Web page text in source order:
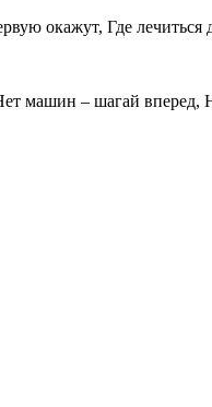
окажут, Где лечиться
машин – шагай вперед,